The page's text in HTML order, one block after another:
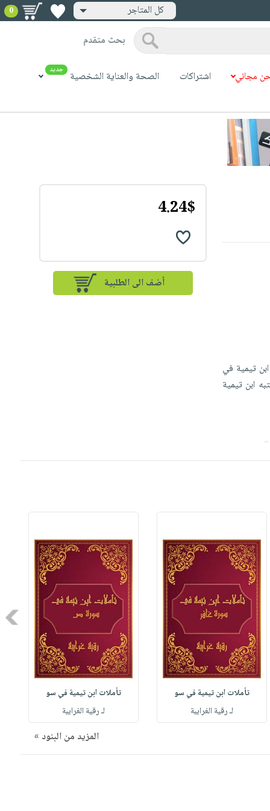
كل المتاجر 0
بحث متقدم
مجاني اشتراكات الصحة والعناية الشخصية جديد
تيمية في
ابن تيمية
4.24$
أضف الى الطلبية
تأملات ابن تيمية في سو
لـ رقية الغرايبة
تأملات ابن تيمية في سو
لـ رقية الغرايبة
المزيد من البنود »